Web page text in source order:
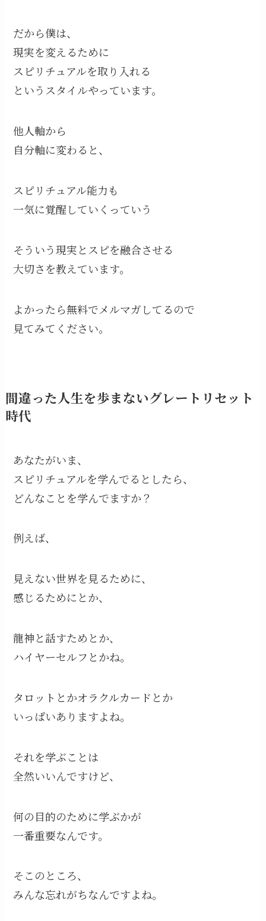
だから僕は、
現実を変えるために
スピリチュアルを取り入れる
というスタイルやっています。
他人軸から
自分軸に変わると、
スピリチュアル能力も
一気に覚醒していくっていう
そういう現実とスピを融合させる
大切さを教えています。
よかったら無料でメルマガしてるので
見てみてください。
間違った人生を歩まないグレートリセット
時代
あなたがいま、
スピリチュアルを学んでるとしたら、
どんなことを学んでますか？
例えば、
見えない世界を見るために、
感じるためにとか、
龍神と話すためとか、
ハイヤーセルフとかね。
タロットとかオラクルカードとか
いっぱいありますよね。
それを学ぶことは
全然いいんですけど、
何の目的のために学ぶかが
一番重要なんです。
そこのところ、
みんな忘れがちなんですよね。